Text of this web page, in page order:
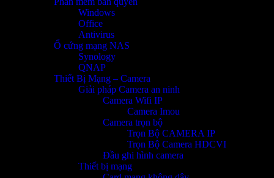
Windows
Office
Antivirus
Ổ cứng mạng NAS
Synology
QNAP
Thiết Bị Mạng – Camera
Giải pháp Camera an ninh
Camera Wifi IP
Camera Imou
Camera trọn bộ
Trọn Bộ CAMERA IP
Trọn Bộ Camera HDCVI
Đầu ghi hình camera
Thiết bị mạng